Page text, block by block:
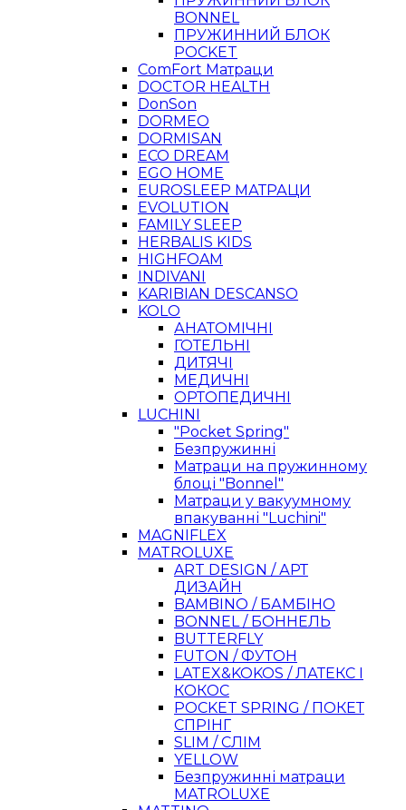
BONNEL
ПРУЖИННИЙ БЛОК
POCKET
ComFort Матраци
DOCTOR HEALTH
DonSon
DORMEO
DORMISAN
ECO DREAM
EGO HOME
EUROSLEEP МАТРАЦИ
EVOLUTION
FAMILY SLEEP
HERBALIS KIDS
HIGHFOAM
INDIVANI
KARIBIAN DESCANSO
KOLO
АНАТОМІЧНІ
ГОТЕЛЬНІ
ДИТЯЧІ
МЕДИЧНІ
ОРТОПЕДИЧНІ
LUCHINI
"Pocket Spring"
Безпружинні
Матраци на пружинному
блоці "Bonnel"
Матраци у вакуумному
впакуванні "Luchini"
MAGNIFLEX
MATROLUXE
ART DESIGN / АРТ
ДИЗАЙН
BAMBINO / БАМБІНО
BONNEL / БОННЕЛЬ
BUTTERFLY
FUTON / ФУТОН
LATEX&KOKOS / ЛАТЕКС І
КОКОС
POCKET SPRING / ПОКЕТ
СПРІНГ
SLIM / СЛІМ
YELLOW
Безпружинні матраци
MATROLUXE